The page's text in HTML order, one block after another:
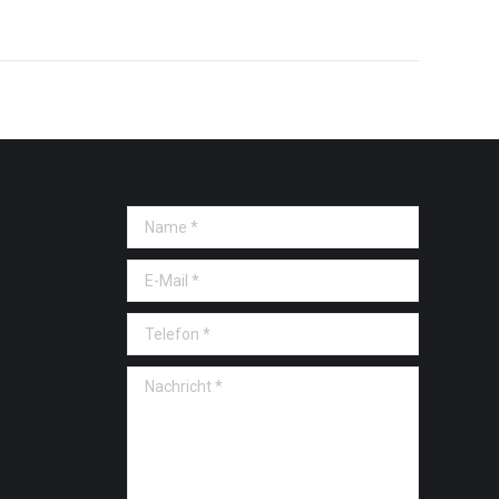
Name *
E-Mail *
Telefon *
Nachricht *